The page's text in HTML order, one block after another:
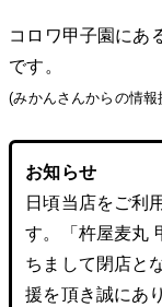
コロワ甲子園にあ
です。
(みかんさんからの情
お知らせ
日頃当店をご利
す。「杵屋麦丸
ちまして閉店と
援を頂き誠にあ